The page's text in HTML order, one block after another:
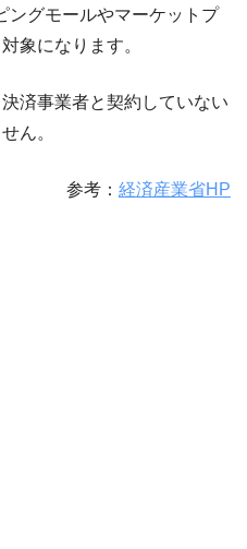
ングモールやマーケットプ
象になります。
済事業者と契約していない
ん。
参考： 経済産業省HP